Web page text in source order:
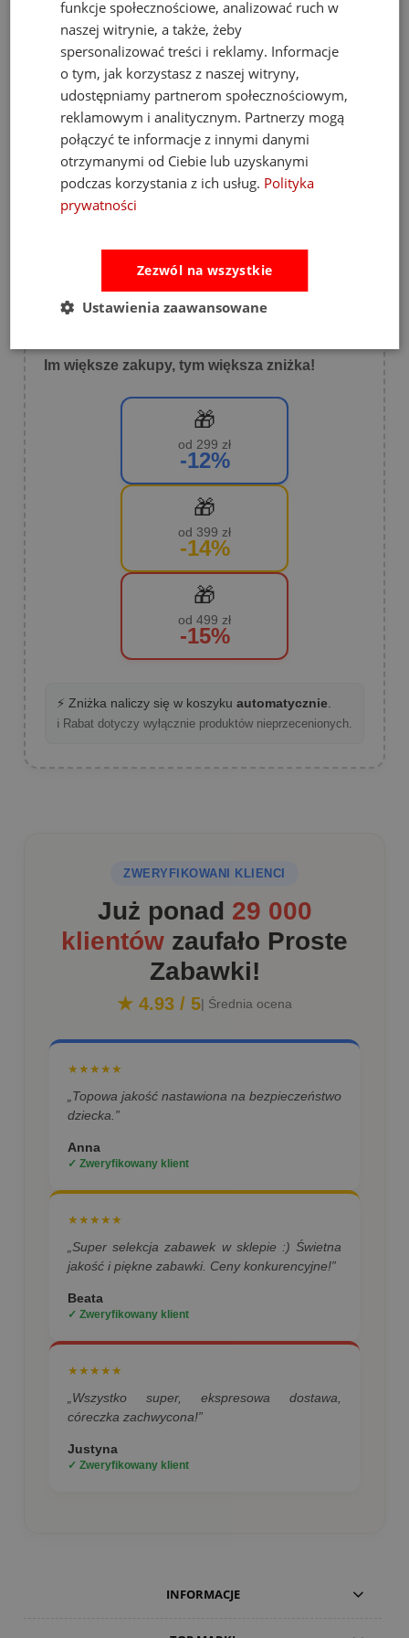
4.93
Opinie, z których została wyliczona
średnia, są wystawione przez
zweryfikowanych klientów, którzy dokonali
zakupu w sklepie.
5
4
3
2
1
Im większe zakupy, tym większa zniżka!
🎁
od 299 zł
-12%
🎁
od 399 zł
-14%
🎁
od 499 zł
-15%
⚡ Zniżka naliczy się w koszyku automatycznie
ℹ️ Rabat dotyczy wyłącznie produktów nieprzecenionych.
ZWERYFIKOWANI KLIENCI
Już ponad 29 000
klientów zaufało Proste
Zabawki!
★ 4.93 / 5| Średnia ocena
★★★★★
„Topowa jakość nastawiona na bezpieczeństwo
dziecka.”
Anna
✓ Zweryfikowany klient
★★★★★
„Super selekcja zabawek w sklepie :) Świetna
jakość i piękne zabawki. Ceny konkurencyjne!”
Beata
✓ Zweryfikowany klient
★★★★★
„Wszystko super, ekspresowa dostawa,
córeczka zachwycona!”
Justyna
✓ Zweryfikowany klient
INFORMACJE
funkcje społecznościowe, analizować ruch w
naszej witrynie, a także, żeby
spersonalizować treści i reklamy. Informacje
o tym, jak korzystasz z naszej witryny,
udostępniamy partnerom społecznościowym,
reklamowym i analitycznym. Partnerzy mogą
połączyć te informacje z innymi danymi
otrzymanymi od Ciebie lub uzyskanymi
podczas korzystania z ich usług. Polityka
prywatności
Zezwól na wszystkie
Ustawienia zaawansowane